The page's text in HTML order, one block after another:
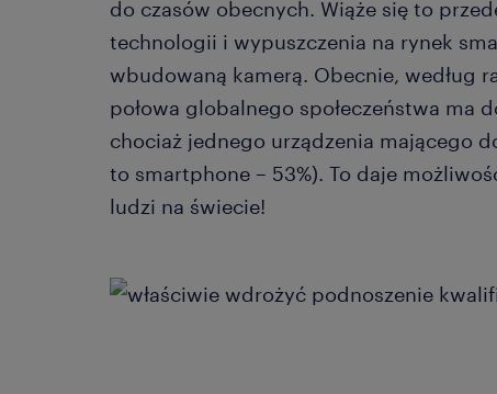
do czasów obecnych. Wiąże się to
technologii i wypuszczenia na rynek
wbudowaną kamerą. Obecnie, według
połowa globalnego społeczeństwa ma
chociaż jednego urządzenia mającego
to smartphone – 53%). To daje
ludzi na świecie!